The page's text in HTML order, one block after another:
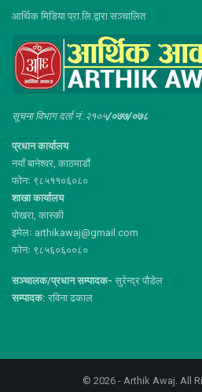
आर्थिक मिडिया प्रा.लि.द्वारा सञ्चालित
सूचना विभाग दर्ता नं :२१०५/०७७/०७८
प्रधान कार्यालय
नयाँ बानेश्वर, काठमाडौं
फोनः ९८५११०६०८०
शाखा कार्यालय
पोखरा, कास्की
इमेलः arthikawaj@gmail.com
फोनः ९८५६०६००८०
सञ्चालक/प्रधान सम्पादक- सुरेन्द्र पौडेल
सम्पादक: रविना ढकाल
© 2026 - Arthik Awaj. All